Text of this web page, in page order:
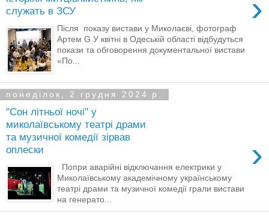
служать в ЗСУ
›
Після показу вистави у Миколаєві, фотограф
Артем G У квітні в Одеській області відбудуться
покази та обговорення документальної вистави
«По...
понеділок, 2 грудня 2024 р.
"Сон літньої ночі" у
миколаївському театрі драми
та музичної комедії зірвав
оплески
›
Попри аварійні відключання електрики у
Миколаївському академічному українському
театрі драми та музичної комедії грали вистави
на генерато...